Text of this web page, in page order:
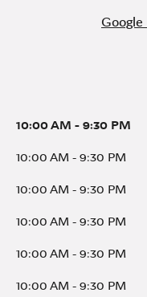
10:00 AM - 9:30 PM
10:00 AM - 9:30 PM
10:00 AM - 9:30 PM
10:00 AM - 9:30 PM
10:00 AM - 9:30 PM
10:00 AM - 9:30 PM